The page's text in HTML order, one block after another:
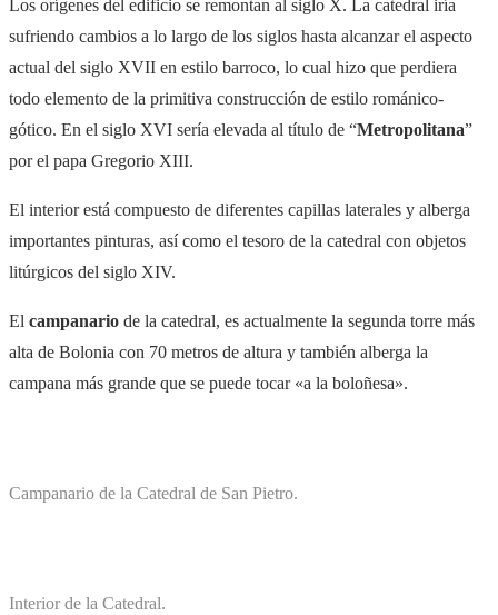
Los orígenes del edificio se remontan al siglo X. La catedral iría
sufriendo cambios a lo largo de los siglos hasta alcanzar el aspecto
actual del siglo XVII en estilo barroco, lo cual hizo que perdiera
todo elemento de la primitiva construcción de estilo románico-
gótico. En el siglo XVI sería elevada al título de “Metropolitana”
por el papa Gregorio XIII.
El interior está compuesto de diferentes capillas laterales y alberga
importantes pinturas, así como el tesoro de la catedral con objetos
litúrgicos del siglo XIV.
El campanario de la catedral, es actualmente la segunda torre más
alta de Bolonia con 70 metros de altura y también alberga la
campana más grande que se puede tocar «a la boloñesa».
Campanario de la Catedral de San Pietro.
Interior de la Catedral.